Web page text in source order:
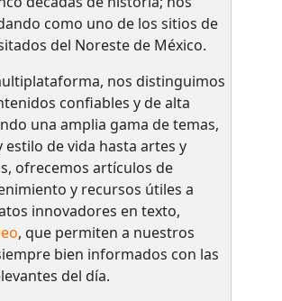
como uno de los sitios de
del Noreste de México.
nos distinguimos
confiables y de alta
una amplia gama de temas,
estilo de vida hasta artes y
ofrecemos artículos de
y recursos útiles a
innovadores en texto,
, que permiten a nuestros
bien informados con las
del día.